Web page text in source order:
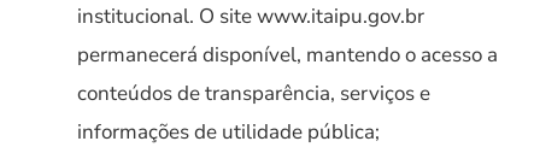
institucional. O site www.itaipu.gov.br
permanecerá disponível, mantendo o acesso a
conteúdos de transparência, serviços e
informações de utilidade pública;